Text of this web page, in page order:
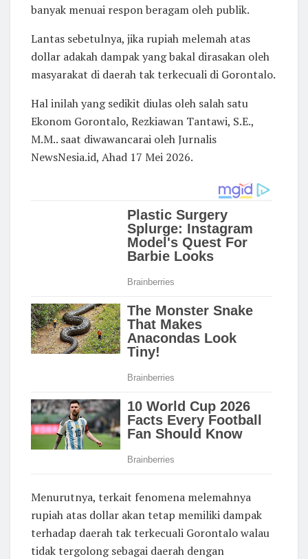
banyak menuai respon beragam oleh publik.
Lantas sebetulnya, jika rupiah melemah atas
dollar adakah dampak yang bakal dirasakan oleh
masyarakat di daerah tak terkecuali di Gorontalo.
Hal inilah yang sedikit diulas oleh salah satu
Ekonom Gorontalo, Rezkiawan Tantawi, S.E.,
M.M.. saat diwawancarai oleh Jurnalis
NewsNesia.id, Ahad 17 Mei 2026.
Menurutnya, terkait fenomena melemahnya
rupiah atas dollar akan tetap memiliki dampak
terhadap daerah tak terkecuali Gorontalo walau
tidak tergolong sebagai daerah dengan